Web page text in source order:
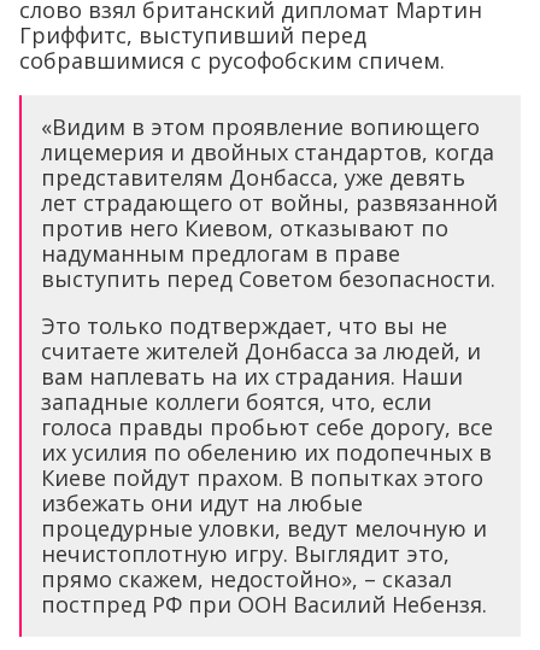
слово взял британский дипломат Мартин
Гриффитс, выступивший перед
собравшимися с русофобским спичем.
«Видим в этом проявление вопиющего
лицемерия и двойных стандартов, когда
представителям Донбасса, уже девять
лет страдающего от войны, развязанной
против него Киевом, отказывают по
надуманным предлогам в праве
выступить перед Советом безопасности.
Это только подтверждает, что вы не
считаете жителей Донбасса за людей, и
вам наплевать на их страдания. Наши
западные коллеги боятся, что, если
голоса правды пробьют себе дорогу, все
их усилия по обелению их подопечных в
Киеве пойдут прахом. В попытках этого
избежать они идут на любые
процедурные уловки, ведут мелочную и
нечистоплотную игру. Выглядит это,
прямо скажем, недостойно», – сказал
постпред РФ при ООН Василий Небензя.